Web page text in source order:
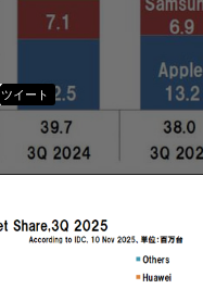
ツイート